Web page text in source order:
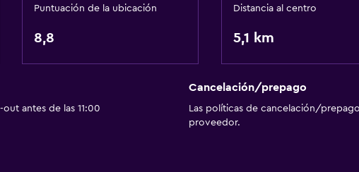
Albornoz
Baño privado
Inodoro adaptado
Ducha
Puntuación de la ubicación
8,8
Distancia al centro
5,1 km
antes de las 11:00
Cancelación/prepago
Las políticas de cancelación/
proveedor.